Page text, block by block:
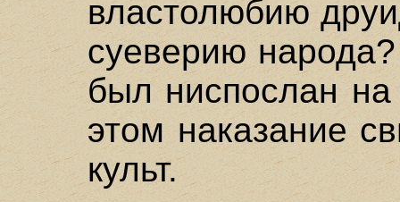
властолюбию
суеверию
был ниспослан
этом наказание
культ.